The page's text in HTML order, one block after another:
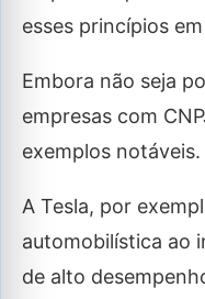
esses princípios
Embora não seja
empresas com
exemplos notáveis.
A Tesla, por
automobilística ao
de alto